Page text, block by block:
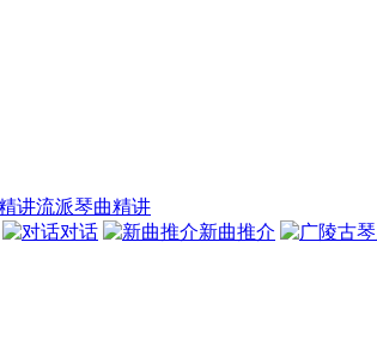
流派琴曲精讲
对话 新曲推介